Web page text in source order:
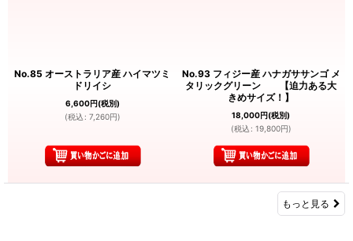
No.85 オーストラリア産 ハイマツミ
ドリイシ
6,600円(税別)
(税込 : 7,260円)
No.93 フィジー産 ハナガササンゴ メ
タリックグリーン 【迫力ある大
きめサイズ！】
18,000円(税別)
(税込 : 19,800円)
もっと見る